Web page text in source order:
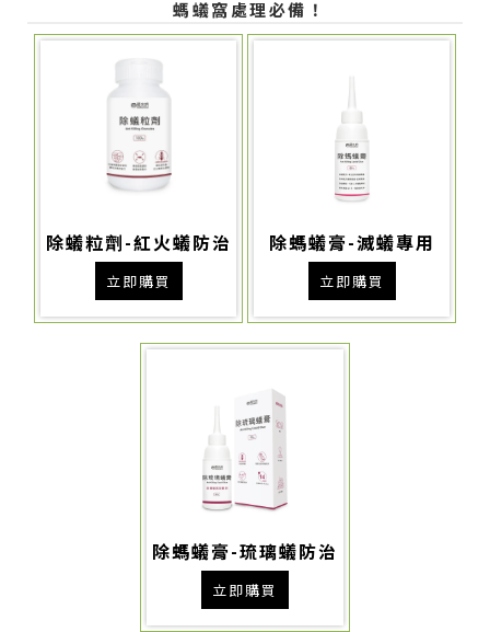
螞蟻窩處理必備！
除蟻粒劑-紅火蟻防治
立即購買
除螞蟻膏-滅蟻專用
立即購買
除螞蟻膏-琉璃蟻防治
立即購買